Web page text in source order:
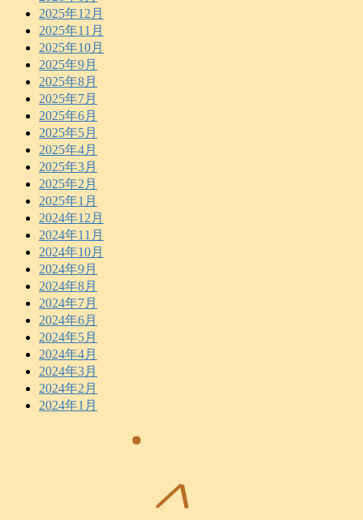
2025年12月
2025年11月
2025年10月
2025年9月
2025年8月
2025年7月
2025年6月
2025年5月
2025年4月
2025年3月
2025年2月
2025年1月
2024年12月
2024年11月
2024年10月
2024年9月
2024年8月
2024年7月
2024年6月
2024年5月
2024年4月
2024年3月
2024年2月
2024年1月